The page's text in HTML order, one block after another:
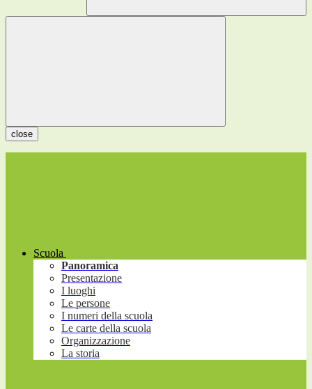
close
Scuola
Panoramica
Presentazione
I luoghi
Le persone
I numeri della scuola
Le carte della scuola
Organizzazione
La storia